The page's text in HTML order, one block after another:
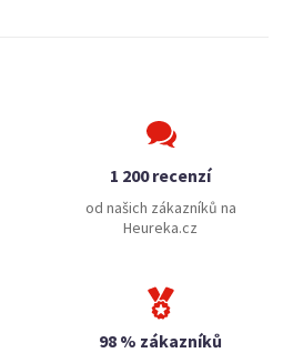
1 200 recenzí
od našich zákazníků na
Heureka.cz
98 % zákazníků